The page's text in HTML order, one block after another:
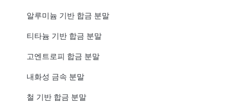
알루미늄 기반 합금 분말
티타늄 기반 합금 분말
고엔트로피 합금 분말
내화성 금속 분말
철 기반 합금 분말